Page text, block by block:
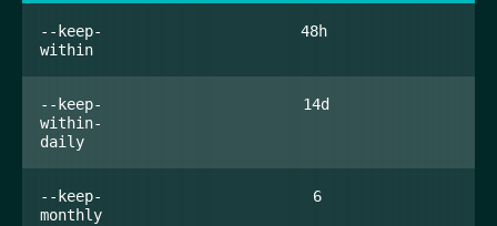
--keep-
within
48h
--keep-
within-
daily
14d
--keep-
monthly
6